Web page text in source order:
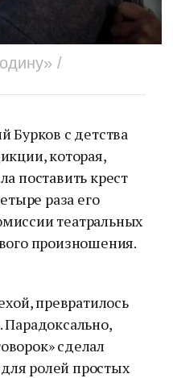
/
Бурков с детства
которая,
поставить крест
раза его
театральных
произношения.
превратилось
сделал
ролей простых